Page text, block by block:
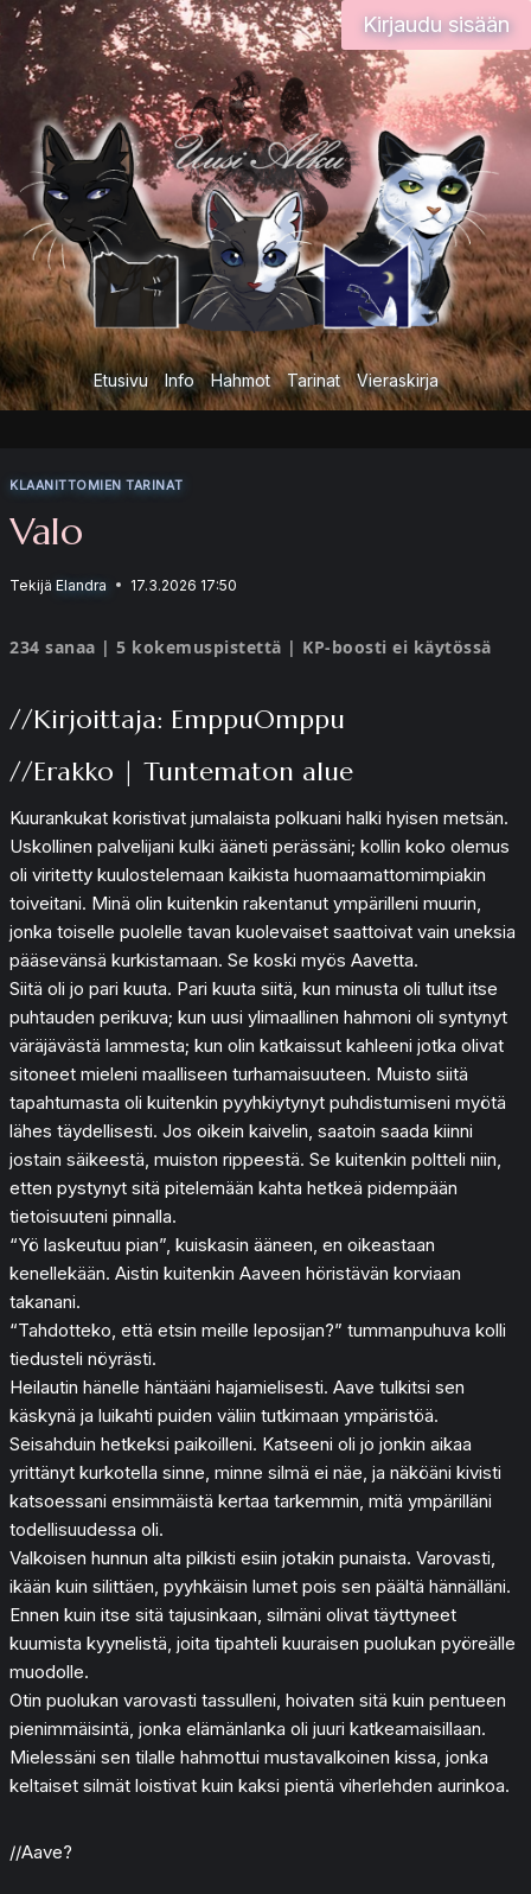
Siirry
sisältöön
Kirjaudu sisään
Etusivu Info Hahmot Tarinat Vieraskirja
KLAANITTOMIEN TARINAT
Valo
Tekijä Elandra 17.3.2026 17:50
234 sanaa | 5 kokemuspistettä | KP-boosti ei käytössä
//Kirjoittaja: EmppuOmppu
//Erakko | Tuntematon alue
Kuurankukat koristivat jumalaista polkuani halki hyisen metsän.
Uskollinen palvelijani kulki ääneti perässäni; kollin koko olemus
oli viritetty kuulostelemaan kaikista huomaamattomimpiakin
toiveitani. Minä olin kuitenkin rakentanut ympärilleni muurin,
jonka toiselle puolelle tavan kuolevaiset saattoivat vain uneksia
pääsevänsä kurkistamaan. Se koski myös Aavetta.
Siitä oli jo pari kuuta. Pari kuuta siitä, kun minusta oli tullut itse
puhtauden perikuva; kun uusi ylimaallinen hahmoni oli syntynyt
väräjävästä lammesta; kun olin katkaissut kahleeni jotka olivat
sitoneet mieleni maalliseen turhamaisuuteen. Muisto siitä
tapahtumasta oli kuitenkin pyyhkiytynyt puhdistumiseni myötä
lähes täydellisesti. Jos oikein kaivelin, saatoin saada kiinni
jostain säikeestä, muiston rippeestä. Se kuitenkin poltteli niin,
etten pystynyt sitä pitelemään kahta hetkeä pidempään
tietoisuuteni pinnalla.
“Yö laskeutuu pian”, kuiskasin ääneen, en oikeastaan
kenellekään. Aistin kuitenkin Aaveen höristävän korviaan
takanani.
“Tahdotteko, että etsin meille leposijan?” tummanpuhuva kolli
tiedusteli nöyrästi.
Heilautin hänelle häntääni hajamielisesti. Aave tulkitsi sen
käskynä ja luikahti puiden väliin tutkimaan ympäristöä.
Seisahduin hetkeksi paikoilleni. Katseeni oli jo jonkin aikaa
yrittänyt kurkotella sinne, minne silmä ei näe, ja näköäni kivisti
katsoessani ensimmäistä kertaa tarkemmin, mitä ympärilläni
todellisuudessa oli.
Valkoisen hunnun alta pilkisti esiin jotakin punaista. Varovasti,
ikään kuin silittäen, pyyhkäisin lumet pois sen päältä hännälläni.
Ennen kuin itse sitä tajusinkaan, silmäni olivat täyttyneet
kuumista kyynelistä, joita tipahteli kuuraisen puolukan pyöreälle
muodolle.
Otin puolukan varovasti tassulleni, hoivaten sitä kuin pentueen
pienimmäisintä, jonka elämänlanka oli juuri katkeamaisillaan.
Mielessäni sen tilalle hahmottui mustavalkoinen kissa, jonka
keltaiset silmät loistivat kuin kaksi pientä viherlehden aurinkoa.
//Aave?